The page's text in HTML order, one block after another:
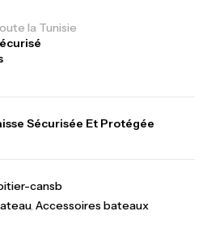
la Tunisie
Sécurisée Et Protégée
cansb
, Accessoires bateaux